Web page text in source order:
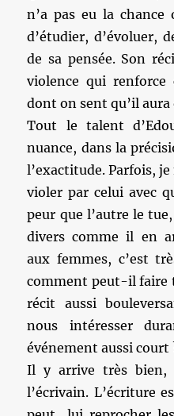
n’a pas eu la
d’étudier, d’évoluer,
de sa pensée. Son
violence qui
dont on sent qu’il
Tout le talent
nuance, dans la
l’exactitude. Parfois,
violer par celui avec
peur que l’autre le
divers comme il en
aux femmes, c’est
comment peut-il faire
récit aussi
nous intéresser
événement aussi court
Il y arrive très bien,
l’écrivain. L’écriture